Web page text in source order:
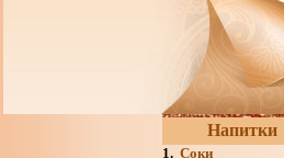
Напитки
1. Соки